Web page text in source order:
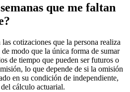
que me faltan
cotizaciones que la persona realiza
modo que la única forma de sumar
de tiempo que pueden ser futuros o
lo que depende de si la omisión
en su condición de independiente,
cálculo actuarial.